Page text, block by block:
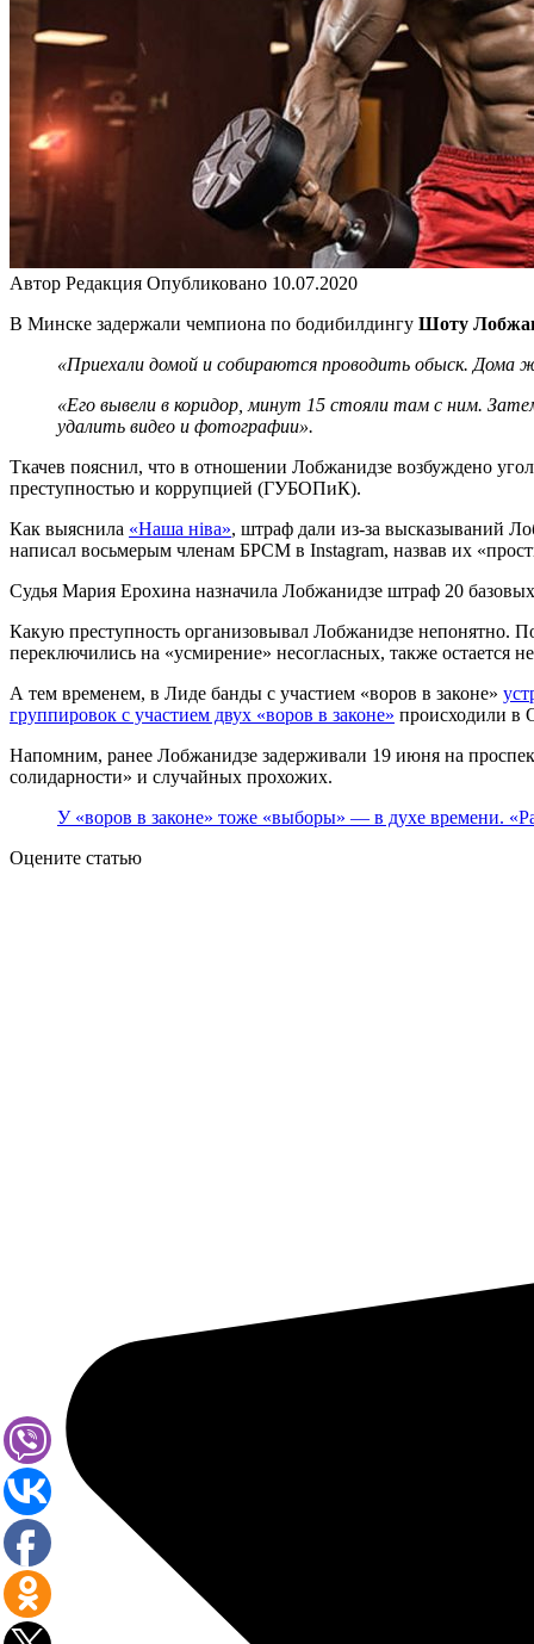
Автор Редакция Опубликовано 10.07.2020
В Минске задержали чемпиона по бодибилдингу Шоту
«Приехали домой и собираются проводить обыск. Дома
«Его вывели в коридор, минут 15 стояли там с ним.
удалить видео и фотографии».
Ткачев пояснил, что в отношении Лобжанидзе возбуждено
преступностью и коррупцией (ГУБОПиК).
Как выяснила «Наша нiва», штраф дали из-за высказываний
написал восьмерым членам БРСМ в Instagram, назвав их
Судья Мария Ерохина назначила Лобжанидзе штраф 20
Какую преступность организовывал Лобжанидзе непонятно.
переключились на «усмирение» несогласных, также остается
А тем временем, в Лиде банды с участием «воров в законе»
группировок с участием двух «воров в законе» происходили
Напомним, ранее Лобжанидзе задерживали 19 июня на
солидарности» и случайных прохожих.
У «воров в законе» тоже «выборы» — в духе времени.
Оцените статью